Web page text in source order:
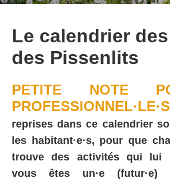
Le calendrier
des Pissenlits
PETITE NOTE
reprises dans ce calendrier
les habitant·e·s, pour que
trouve des activités qui lui
vous êtes un·e (futur·e)